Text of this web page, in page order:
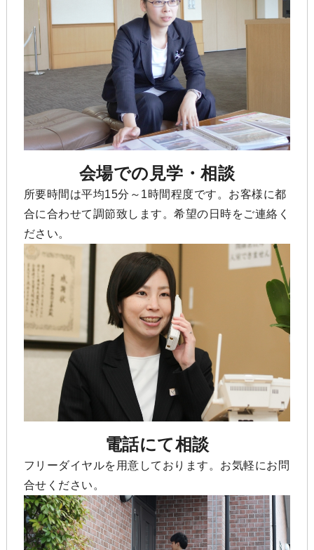
会場での見学・相談
所要時間は平均15分～1時間程度です。お客様に都
合に合わせて調節致します。希望の日時をご連絡く
ださい。
電話にて相談
フリーダイヤルを用意しております。お気軽にお問
合せください。